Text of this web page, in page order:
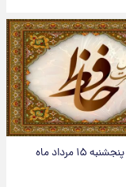
فال حافظ پنجشنبه ۱۵ مرداد ماه